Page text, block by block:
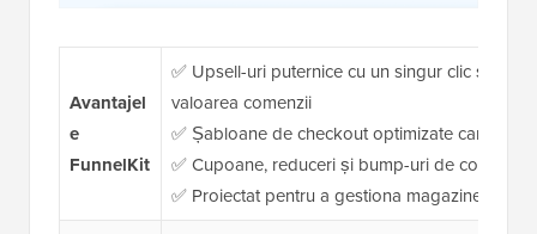
Avantajel
e
FunnelKit
✅ Upsell-uri puternice cu un singur clic și
valoarea comenzii
✅ Șabloane de checkout optimizate care
✅ Cupoane, reduceri și bump-uri de
✅ Proiectat pentru a gestiona magazine cu